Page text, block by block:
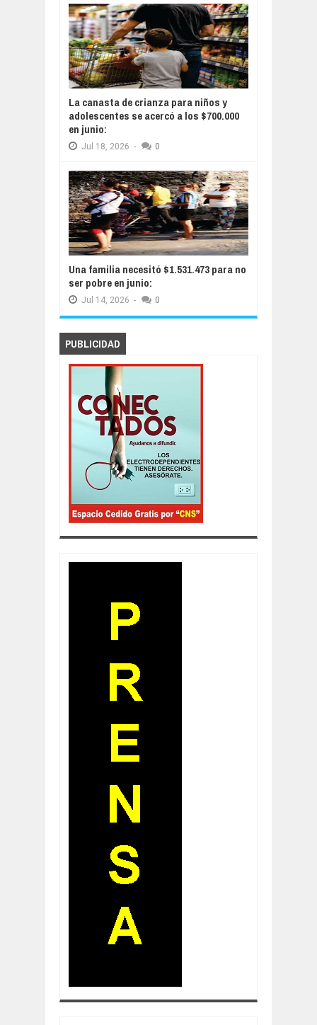
La canasta de crianza para niños y
adolescentes se acercó a los $700.000
en junio:
Jul 18, 2026 - 0
Una familia necesitó $1.531.473 para no
ser pobre en junio:
Jul 14, 2026 - 0
PUBLICIDAD